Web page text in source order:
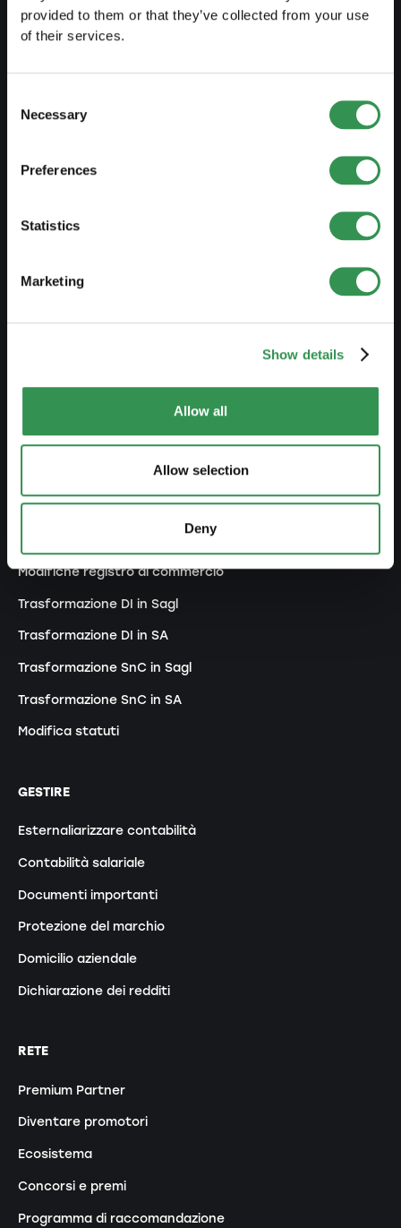
provided to them or that they’ve collected from your use
of their services.
Selection
Necessary
Preferences
Statistics
Marketing
Show details
Allow all
Allow selection
Deny
Guida al lavoro indipendente
Prelievo anticipato LPP
AVVIARE
Costituire un'associazione
Costituire una succursale
Modifiche registro di commercio
Trasformazione DI in Sagl
Trasformazione DI in SA
Trasformazione SnC in Sagl
Trasformazione SnC in SA
Modifica statuti
GESTIRE
Esternaliarizzare contabilità
Contabilità salariale
Documenti importanti
Protezione del marchio
Domicilio aziendale
Dichiarazione dei redditi
RETE
Premium Partner
Diventare promotori
Ecosistema
Concorsi e premi
Programma di raccomandazione